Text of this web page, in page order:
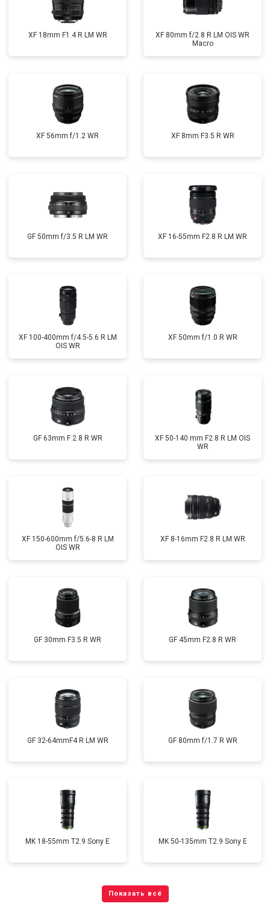
XF 18mm F1.4 R LM WR
XF 80mm f/2.8 R LM OIS WR
Macro
XF 56mm f/1.2 WR XF 8mm F3.5 R WR
GF 50mm f/3.5 R LM WR XF 16-55mm F2.8 R LM WR
XF 100-400mm f/4.5-5.6 R LM
OIS WR
XF 50mm f/1.0 R WR
GF 63mm F 2.8 R WR
XF 50-140 mm F2.8 R LM OIS
WR
XF 150-600mm f/5.6-8 R LM
OIS WR
XF 8-16mm F2.8 R LM WR
GF 30mm F3.5 R WR GF 45mm F2.8 R WR
GF 32-64mmF4 R LM WR GF 80mm f/1.7 R WR
MK 18-55mm T2.9 Sony E MK 50-135mm T2.9 Sony E